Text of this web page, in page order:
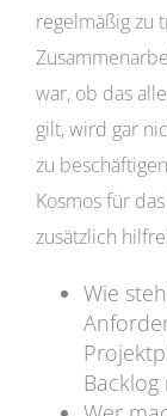
regelmäßig zu
war, ob das
gilt, wird gar
zu
Kosmos für
zusätzlich
Wie